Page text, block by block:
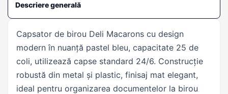
Descriere generală
Capsator de birou Deli Macarons cu design
modern în nuanță pastel bleu, capacitate 25 de
coli, utilizează capse standard 24/6. Construcție
robustă din metal și plastic, finisaj mat elegant,
ideal pentru organizarea documentelor la birou